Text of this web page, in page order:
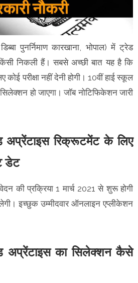
पुनर्निमाण कारखाना, भोपाल) में ट्रेड
निकली हैं। सबसे अच्छी बात यह है कि
परीक्षा नहीं देनी होगी। 10वीं हाई स्कूल
हो जाएगा। जॉब नोटिफिकेशन जारी
अप्रेंटाइस रिक्रूटमेंट के लिए
डेट
की प्रक्रिया 1 मार्च 2021 से शुरू होगी
इच्छुक उम्मीदवार ऑनलाइन एप्लीकेशन
अप्रेंटाइस का सिलेक्शन कैसे